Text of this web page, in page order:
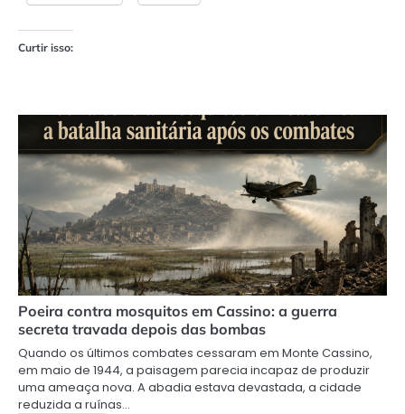
Curtir isso:
Poeira contra mosquitos em Cassino: a guerra
secreta travada depois das bombas
Quando os últimos combates cessaram em Monte Cassino,
em maio de 1944, a paisagem parecia incapaz de produzir
uma ameaça nova. A abadia estava devastada, a cidade
reduzida a ruínas…